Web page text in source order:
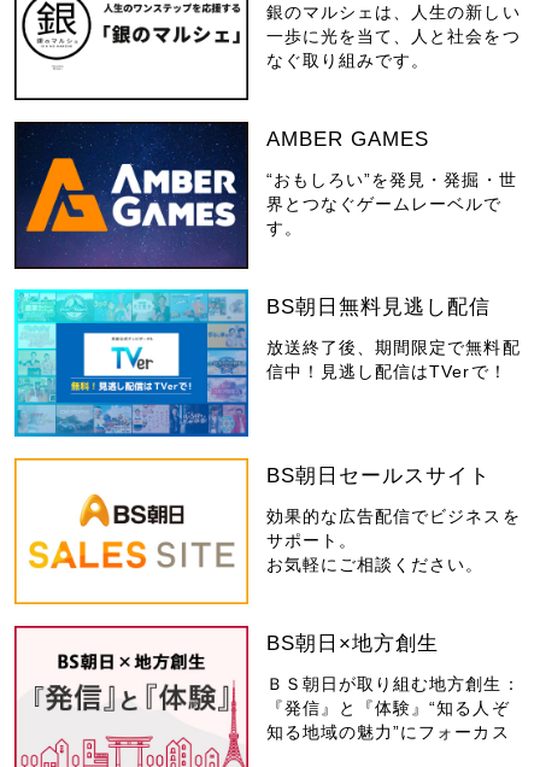
銀のマルシェは、人生の新しい
一歩に光を当て、人と社会をつ
なぐ取り組みです。
AMBER GAMES
“おもしろい”を発見・発掘・世
界とつなぐゲームレーベルで
す。
BS朝日無料見逃し配信
放送終了後、期間限定で無料配
信中！見逃し配信はTVerで！
BS朝日セールスサイト
効果的な広告配信でビジネスを
サポート。
お気軽にご相談ください。
BS朝日×地方創生
ＢＳ朝日が取り組む地方創生：
『発信』と『体験』“知る人ぞ
知る地域の魅力”にフォーカス